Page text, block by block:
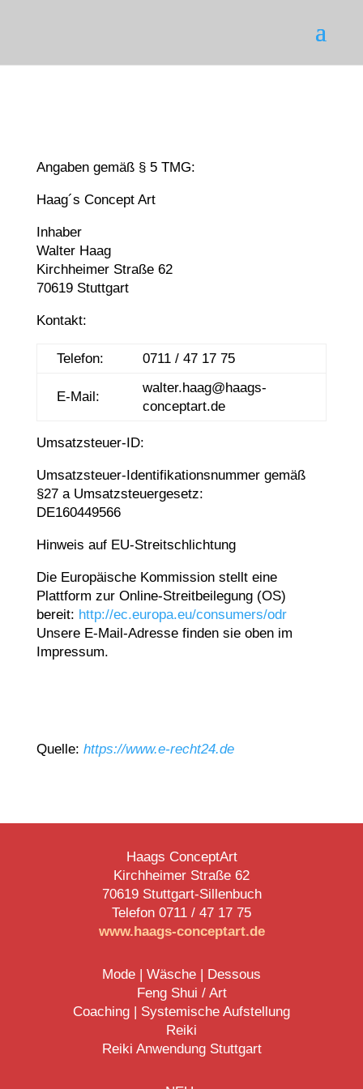
Angaben gemäß § 5 TMG:
Haag´s Concept Art
Inhaber
Walter Haag
Kirchheimer Straße 62
70619 Stuttgart
Kontakt:
Telefon: 0711 / 47 17 75
E-Mail:
walter.haag@haags-
conceptart.de
Umsatzsteuer-ID:
Umsatzsteuer-Identifikationsnummer gemäß
§27 a Umsatzsteuergesetz:
DE160449566
Hinweis auf EU-Streitschlichtung
Die Europäische Kommission stellt eine
Plattform zur Online-Streitbeilegung (OS)
bereit: http://ec.europa.eu/consumers/odr
Unsere E-Mail-Adresse finden sie oben im
Impressum.
Quelle: https://www.e-recht24.de
Haags ConceptArt
Kirchheimer Straße 62
70619 Stuttgart-Sillenbuch
Telefon 0711 / 47 17 75
www.haags-conceptart.de
Mode | Wäsche | Dessous
Feng Shui / Art
Coaching | Systemische Aufstellung
Reiki
Reiki Anwendung Stuttgart